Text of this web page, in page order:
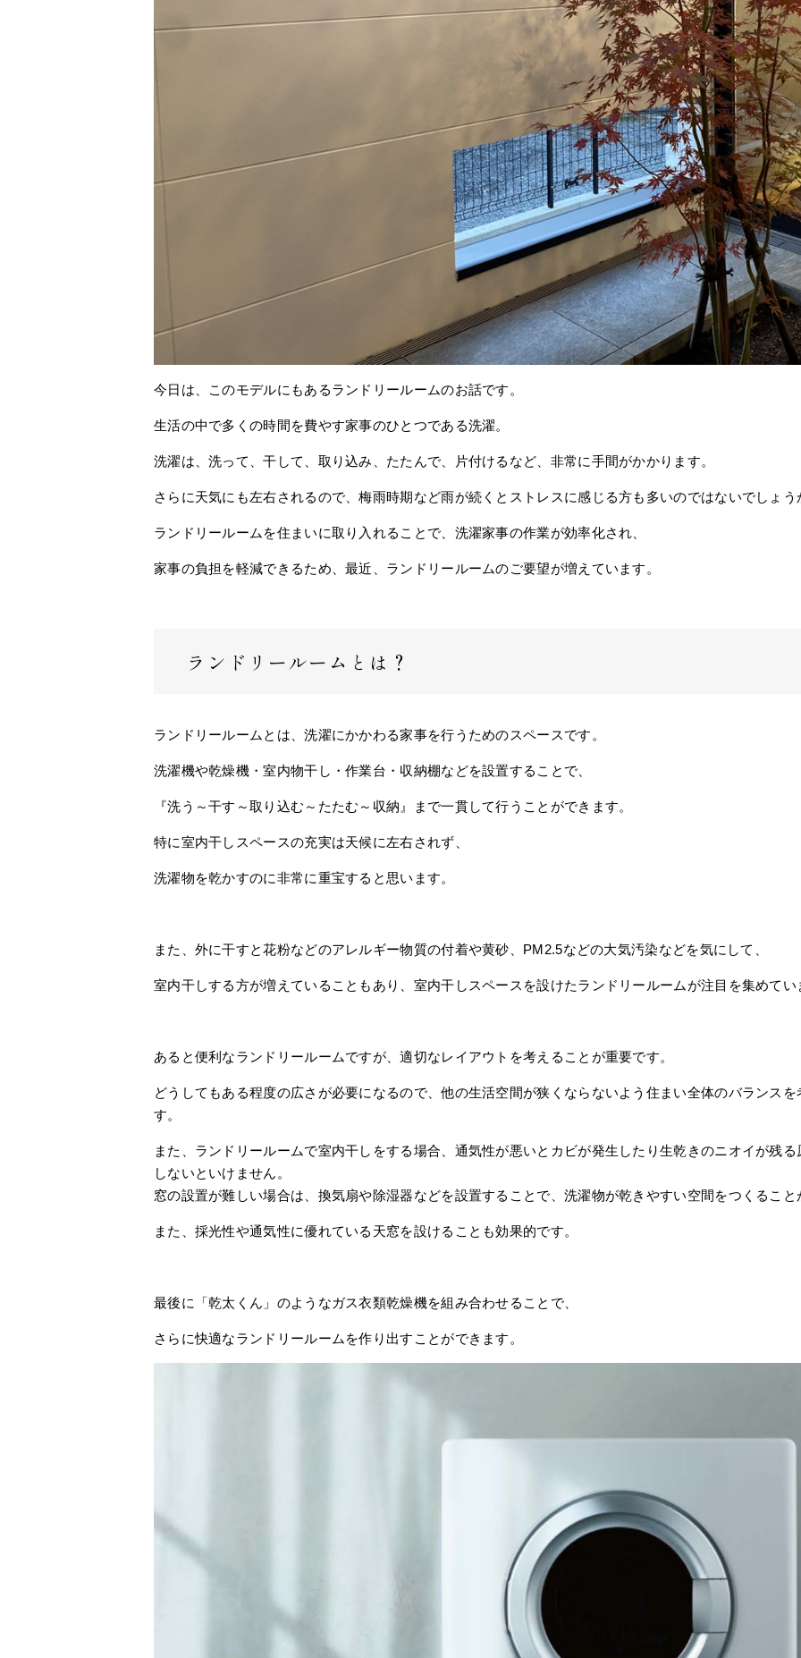
今日は、このモデルにもあるランドリールームのお話です。
生活の中で多くの時間を費やす家事のひとつである洗濯。
洗濯は、洗って、干して、取り込み、たたんで、片付けるなど、非常に手間がかかります。
さらに天気にも左右されるので、梅雨時期など雨が続くとストレスに感じる方も多いのではないでしょう
ランドリールームを住まいに取り入れることで、洗濯家事の作業が効率化され、
家事の負担を軽減できるため、最近、ランドリールームのご要望が増えています。
ランドリールームとは？
ランドリールームとは、洗濯にかかわる家事を行うためのスペースです。
洗濯機や乾燥機・室内物干し・作業台・収納棚などを設置することで、
『洗う～干す～取り込む～たたむ～収納』まで一貫して行うことができます。
特に室内干しスペースの充実は天候に左右されず、
洗濯物を乾かすのに非常に重宝すると思います。
また、外に干すと花粉などのアレルギー物質の付着や黄砂、 PM2.5などの大気汚染などを気にして、
室内干しする方が増えていることもあり、室内干しスペースを設けたランドリールームが注目を集めてい
あると便利なランドリールームですが、適切なレイアウトを考えることが重要です。
どうしてもある程度の広さが必要になるので、他の生活空間が狭くならないよう住まい全体のバランス
す。
また、ランドリールームで室内干しをする場合、通気性が悪いとカビが発生したり生乾きのニオイが残
しないといけません。
窓の設置が難しい場合は、換気扇や除湿器などを設置することで、洗濯物が乾きやすい空間をつくること
また、採光性や通気性に優れている天窓を設けることも効果的です。
最後に「乾太くん」のようなガス衣類乾燥機を組み合わせることで、
さらに快適なランドリールームを作り出すことができます。